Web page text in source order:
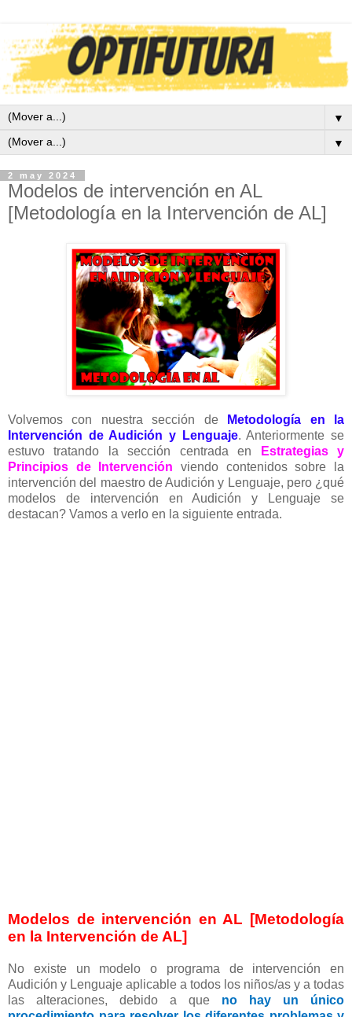
▼
▼
2 may 2024
Modelos de intervención en AL
[Metodología en la Intervención de AL]
Volvemos con nuestra sección de
Metodología en la
Intervención de Audición y Lenguaje. Anteriormente se
estuvo tratando la sección centrada en
Estrategias y
Principios de Intervención viendo contenidos sobre la
intervención del maestro de Audición y Lenguaje, pero ¿qué
modelos de intervención en Audición y Lenguaje se
destacan? Vamos a verlo en la siguiente entrada.
Modelos de intervención en AL [Metodología
en la Intervención de AL]
No existe un modelo o programa de intervención en
Audición y Lenguaje aplicable a todos los niños/as y a todas
las alteraciones, debido a que no hay un único